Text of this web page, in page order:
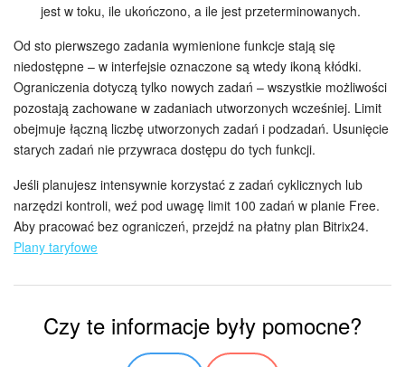
Strony internetowe
Firma
Automatyzacja
Marketing
Zarządzanie asortymentem produktów
Ustawienia
Subskrypcja
Aplikacja desktopowa
jest w toku, ile ukończono, a ile jest przeterminowanych.
Od sto pierwszego zadania wymienione funkcje stają się
niedostępne – w interfejsie oznaczone są wtedy ikoną kłódki.
Ograniczenia dotyczą tylko nowych zadań – wszystkie możliwości
pozostają zachowane w zadaniach utworzonych wcześniej. Limit
obejmuje łączną liczbę utworzonych zadań i podzadań. Usunięcie
starych zadań nie przywraca dostępu do tych funkcji.
Jeśli planujesz intensywnie korzystać z zadań cyklicznych lub
narzędzi kontroli, weź pod uwagę limit 100 zadań w planie Free.
Aby pracować bez ograniczeń, przejdź na płatny plan Bitrix24.
Plany taryfowe
Czy te informacje były pomocne?